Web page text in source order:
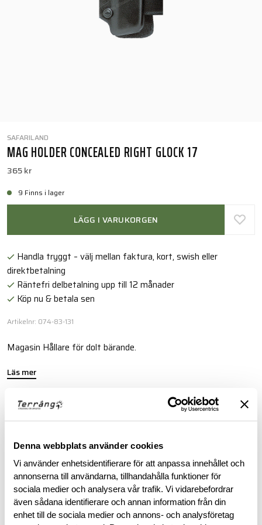
Denna webbplats använder cookies
Vi använder enhetsidentifierare för att anpassa innehållet och
annonserna till användarna, tillhandahålla funktioner för
sociala medier och analysera vår trafik. Vi vidarebefordrar
även sådana identifierare och annan information från din
enhet till de sociala medier och annons- och analysföretag
SAFARILAND
MAG HOLDER CONCEALED RIGHT GLOCK 17
365 kr
9 Finns i lager
LÄGG I VARUKORGEN
Handla tryggt – välj mellan faktura, kort, swish eller
direktbetalning
Räntefri delbetalning upp till 12 månader
Köp nu & betala sen
Artikelnr: 074-83-131
Magasin Hållare för dolt bärande.
Läs mer
BESKRIVNING
RECENSIONER
OM VARUMÄRKET